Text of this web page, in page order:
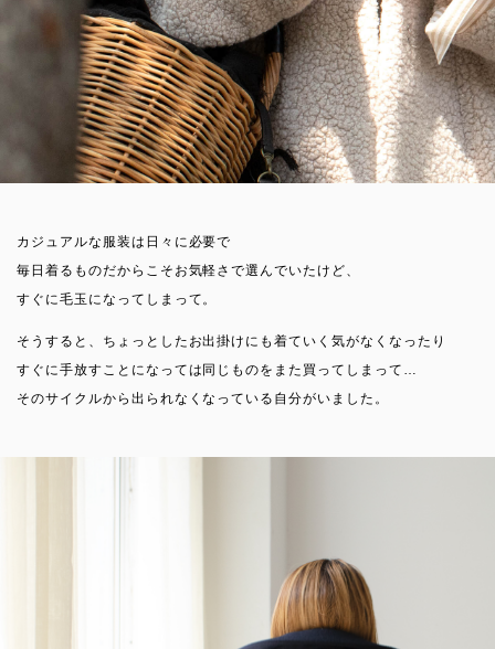
カジュアルな服装は日々に必要で
毎日着るものだからこそお気軽さで選んでいたけど、
すぐに毛玉になってしまって。
そうすると、ちょっとしたお出掛けにも着ていく気がなくなったり
すぐに手放すことになっては同じものをまた買ってしまって…
そのサイクルから出られなくなっている自分がいました。